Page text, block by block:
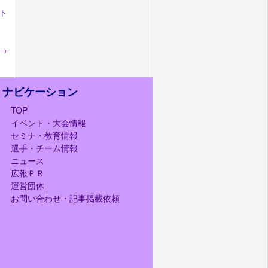
ナビケーション
TOP
イベント・大会情報
セミナ・教育情報
選手・チーム情報
ニュース
広報ＰＲ
運営団体
お問い合わせ・記事掲載依頼